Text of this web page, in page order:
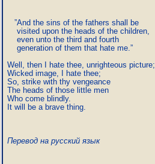
   ”And the sins of the fathers shall be
    visited upon the heads of the children,
    even unto the third and fourth
    generation of them that hate me.”
Well, then I hate thee, unrighteous picture;
Wicked image, I hate thee;
So, strike with thy vengeance
The heads of those little men
Who come blindly.
Перевод на русский язык